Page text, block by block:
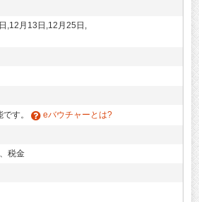
,12月13日,12月25日,
です。
eバウチャーとは?
税金